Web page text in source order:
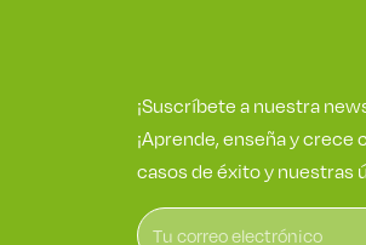
¡Suscríbete a nuestra
¡Aprende, enseña y
casos de éxito y nuestras